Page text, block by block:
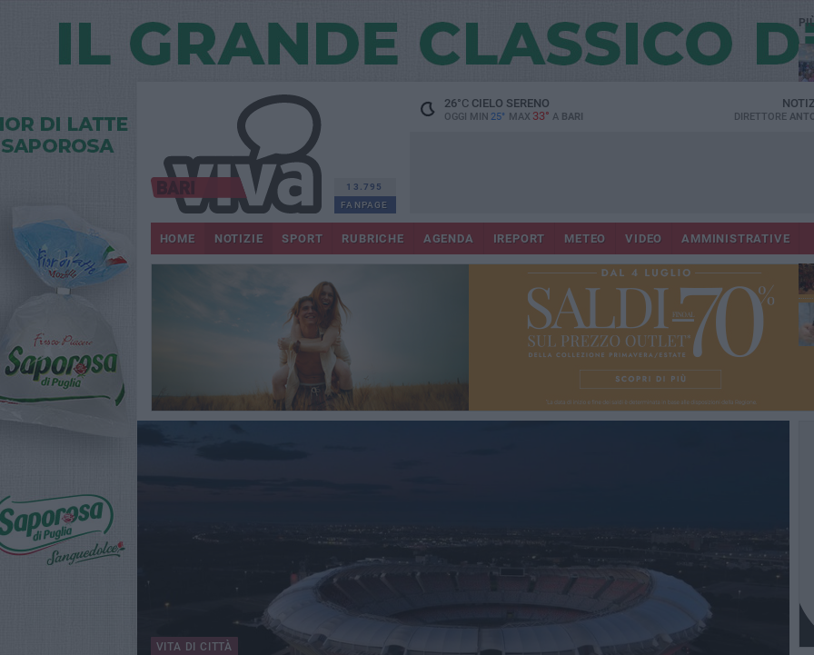
13.795
FANPAGE
26°CCIELO SERENO
OGGI MIN 25° MAX 33° A BARI DIRETTORE
HOME NOTIZIE SPORT RUBRICHE AGENDA IREPORT METEO VIDEO AMMINISTRATIVE
VITA DI CITTÀ